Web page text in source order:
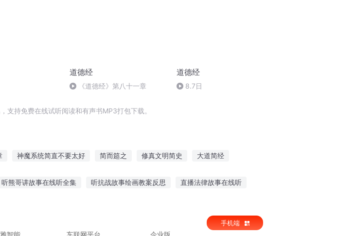
道德经
《道德经》第八十一章
道德经
8.7日
支持免费在线试听阅读和有声书MP3打包下载。
神魔系统简直不要太好 简而筵之 修真文明简史 大道简经
听熊哥讲故事在线听全集 听抗战故事绘画教案反思 直播法律故事在线听
智能 车联网平台 企业版
手机端